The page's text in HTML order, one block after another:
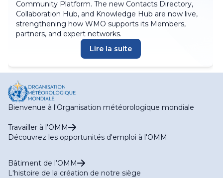
Community Platform. The new Contacts Directory,
Collaboration Hub, and Knowledge Hub are now live,
strengthening how WMO supports its Members,
partners, and expert networks.
Lire la suite
Bienvenue à l'Organisation météorologique mondiale
Travailler à l'OMM
Découvrez les opportunités d'emploi à l'OMM
Bâtiment de l’OMM
L'histoire de la création de notre siège